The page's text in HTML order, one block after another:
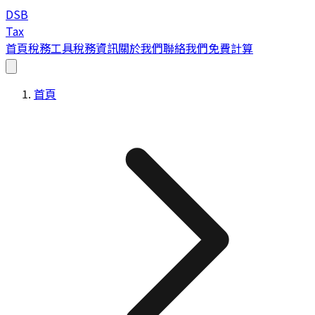
DSB
Tax
首頁稅務工具稅務資訊關於我們聯絡我們免費計算
首頁